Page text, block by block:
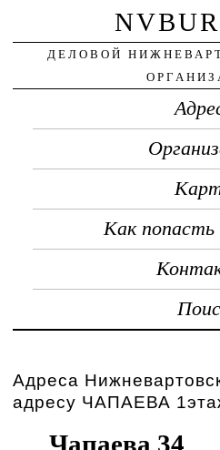
ДЕЛОВОЙ
Как попасть
Адреса
адресу ЧАПАЕВА
Чапаева 34